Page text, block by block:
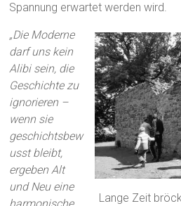
Spannung erwartet werden wird.
Lange Zeit
„Die Moderne
darf uns kein
Alibi sein, die
Geschichte zu
ignorieren –
wenn sie
geschichtsbew
usst bleibt,
ergeben Alt
und Neu eine